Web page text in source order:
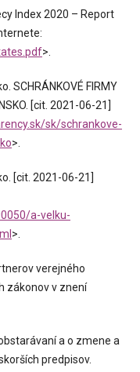
Index 2020 – Report
>.
SCHRÁNKOVÉ FIRMY
[cit. 2021-06-21]
sk/schrankove-
>.
[cit. 2021-06-21]
a-velku-
>.
verejného
zákonov v znení
a o zmene a
predpisov.